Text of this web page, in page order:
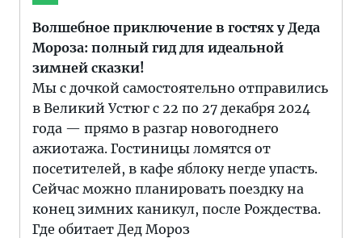
Волшебное приключение в гостях у Деда
Мороза: полный гид для идеальной
зимней сказки!
Мы с дочкой самостоятельно отправились
в Великий Устюг с 22 по 27 декабря 2024
года — прямо в разгар новогоднего
ажиотажа. Гостиницы ломятся от
посетителей, в кафе яблоку негде упасть.
Сейчас можно планировать поездку на
конец зимних каникул, после Рождества.
Где обитает Дед Мороз